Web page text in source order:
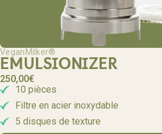
VeganMilker®
EMULSIONIZER
250,00€
10 pièces
Filtre en acier inoxydable
5 disques de texture